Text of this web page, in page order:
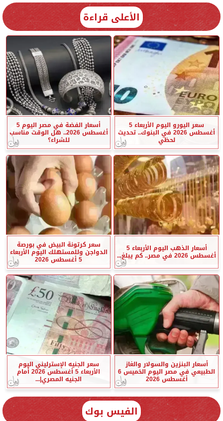
الأعلى قراءة
سعر اليورو اليوم الأربعاء 5
أغسطس 2026 في البنوك.. تحديث
لحظي
أسعار الفضة في مصر اليوم 5
أغسطس 2026.. هل الوقت مناسب
للشراء؟
أسعار الذهب اليوم الأربعاء 5
أغسطس 2026 في مصر.. كم يبلغ...
سعر كرتونة البيض في بورصة
الدواجن وللمستهلك اليوم الأربعاء
5 أغسطس 2026
أسعار البنزين والسولار والغاز
الطبيعي في مصر اليوم الخميس 6
أغسطس 2026
سعر الجنيه الإسترليني اليوم
الأربعاء 5 أغسطس 2026 أمام
الجنيه المصري|...
الفيس بوك